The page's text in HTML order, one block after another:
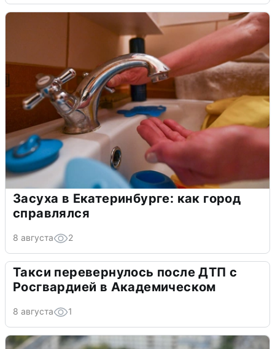
Засуха в Екатеринбурге: как город
справлялся
8 августа 2
Такси перевернулось после ДТП с
Росгвардией в Академическом
8 августа 1